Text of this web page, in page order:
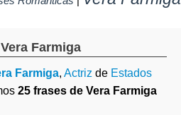
Farmiga
Farmiga, Actriz de Estados
25 frases de Vera Farmiga